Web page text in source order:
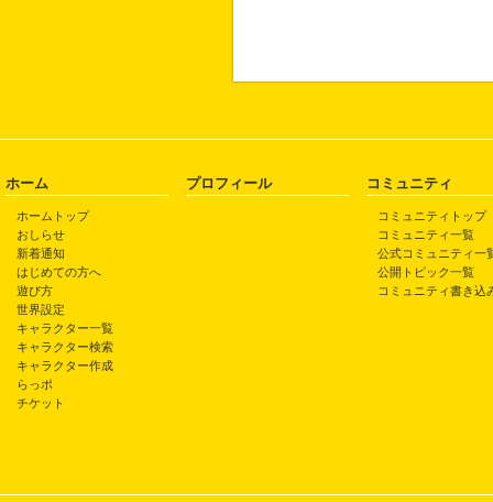
ホーム
ホームトップ
おしらせ
新着通知
はじめての方へ
遊び方
世界設定
キャラクター一覧
キャラクター検索
キャラクター作成
らっポ
チケット
プロフィール コミュニティ
コミュニティトップ
コミュニティ一覧
公式コミュニティ一
公開トピック一覧
コミュニティ書き込